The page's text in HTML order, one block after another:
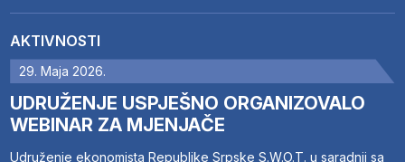
AKTIVNOSTI
29. Maja 2026.
UDRUŽENJE USPJEŠNO ORGANIZOVALO
WEBINAR ZA MJENJAČE
Udruženje ekonomista Republike Srpske S.W.O.T. u saradnji sa